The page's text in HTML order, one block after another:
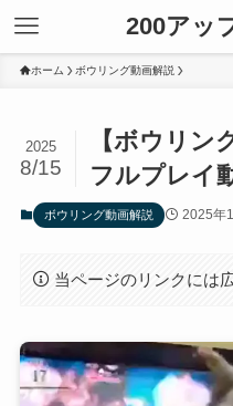
200アッ
ホーム ボウリング動画解説
【ボウリン
フルプレイ
2025
8/15
ボウリング動画解説 2025年
当ページのリンクには